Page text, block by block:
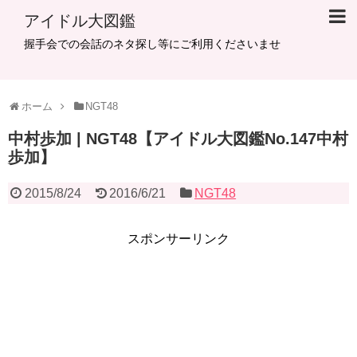
アイドル大図鑑
握手会での会話のネタ探し等にご利用くださいませ
ホーム NGT48
中村歩加 | NGT48【アイドル大図鑑No.147中村
歩加】
2015/8/24 2016/6/21 NGT48
スポンサーリンク